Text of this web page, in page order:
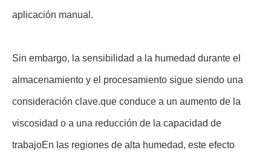
aplicación manual.
Sin embargo, la sensibilidad a la humedad durante el
almacenamiento y el procesamiento sigue siendo una
consideración clave.que conduce a un aumento de la
viscosidad o a una reducción de la capacidad de
trabajoEn las regiones de alta humedad, este efecto